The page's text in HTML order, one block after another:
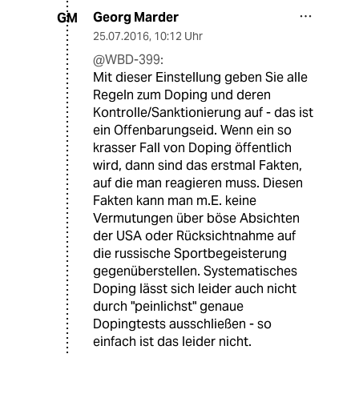
GM Georg Marder
25.07.2016, 10:12 Uhr
@WBD-399:
Mit dieser Einstellung geben Sie alle
Regeln zum Doping und deren
Kontrolle/Sanktionierung auf - das ist
ein Offenbarungseid. Wenn ein so
krasser Fall von Doping öffentlich
wird, dann sind das erstmal Fakten,
auf die man reagieren muss. Diesen
Fakten kann man m.E. keine
Vermutungen über böse Absichten
der USA oder Rücksichtnahme auf
die russische Sportbegeisterung
gegenüberstellen. Systematisches
Doping lässt sich leider auch nicht
durch "peinlichst" genaue
Dopingtests ausschließen - so
einfach ist das leider nicht.